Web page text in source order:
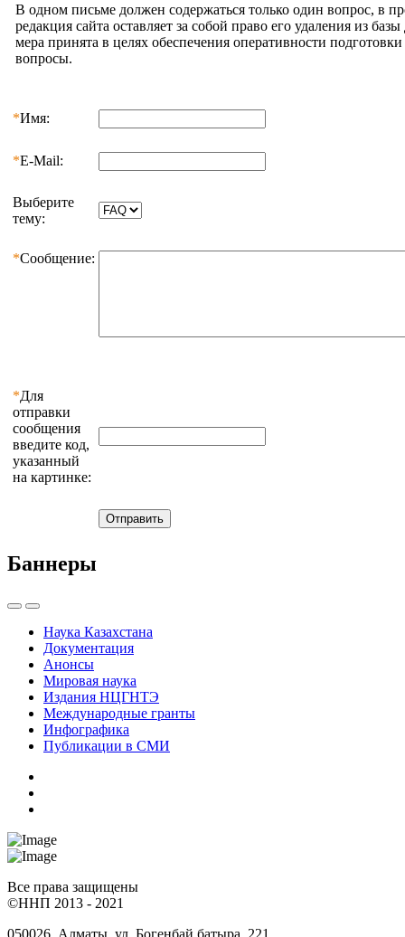
В одном письме должен содержаться только один вопрос, в
редакция сайта оставляет за собой право его удаления из
мера принята в целях обеспечения оперативности подготовки
вопросы.
*Имя:
*E-Mail:
Выберите
тему:
*Сообщение:
*Для
отправки
сообщения
введите код,
указанный
на картинке:
Баннеры
Наука Казахстана
Документация
Анонсы
Мировая наука
Издания НЦГНТЭ
Международные гранты
Инфографика
Публикации в СМИ
Все права защищены
©ННП 2013 - 2021